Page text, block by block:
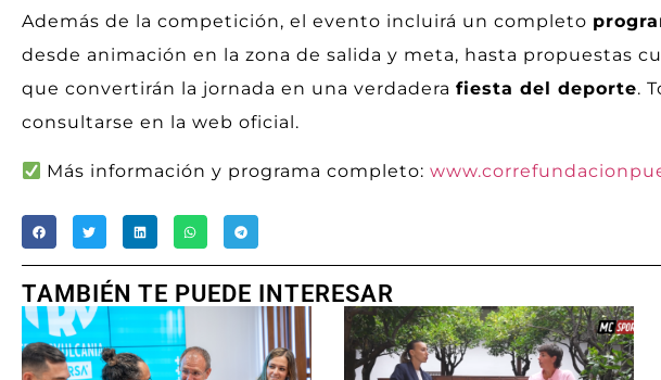
Además de la competición, el evento incluirá un completo
desde animación en la zona de salida y meta, hasta propuestas
que convertirán la jornada en una verdadera fiesta del deporte.
consultarse en la web oficial.
Más información y programa completo:
TAMBIÉN TE PUEDE INTERESAR